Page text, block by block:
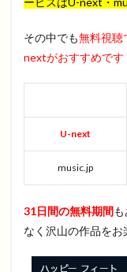
その中でも無料視聴
nextがおすすめです
U-next
music.jp
31日間の無料期間
なく沢山の作品を